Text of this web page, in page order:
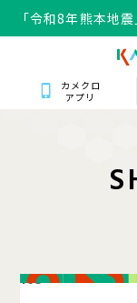
「令和8年熊本地
カメクロ
アプリ
S
105